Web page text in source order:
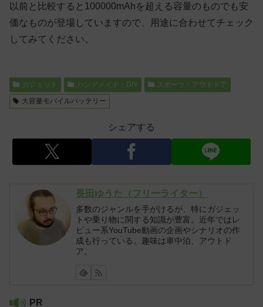
以前と比較すると100000mAhを超える容量のものでも安
価なものが登場していますので、用途に合わせてチェック
してみてください。
ガジェット ハンドメイド・DIY
スポーツ・アウトドア
大容量モバイルバッテリー
シェアする
長田ゆうた（フリーライター）
多数のジャンルを手がけるが、特にガジェッ
トや乗り物に関する知識が豊富。近年ではレ
ビュー系YouTube動画の企画やシナリオの作
成も行っている。趣味は車中泊、アウトド
ア。
PR